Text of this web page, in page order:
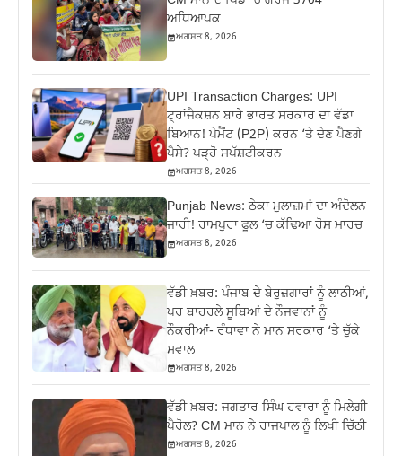
ਅਧਿਆਪਕ
ਅਗਸਤ 8, 2026
UPI Transaction Charges: UPI
ਟ੍ਰਾਂਜੈਕਸ਼ਨ ਬਾਰੇ ਭਾਰਤ ਸਰਕਾਰ ਦਾ ਵੱਡਾ
ਬਿਆਨ! ਪੇਮੈਂਟ (P2P) ਕਰਨ ‘ਤੇ ਦੇਣ ਪੈਣਗੇ
ਪੈਸੇ? ਪੜ੍ਹੋ ਸਪੱਸ਼ਟੀਕਰਨ
ਅਗਸਤ 8, 2026
Punjab News: ਠੇਕਾ ਮੁਲਾਜ਼ਮਾਂ ਦਾ ਅੰਦੋਲਨ
ਜਾਰੀ! ਰਾਮਪੁਰਾ ਫੂਲ ‘ਚ ਕੱਢਿਆ ਰੋਸ ਮਾਰਚ
ਅਗਸਤ 8, 2026
ਵੱਡੀ ਖ਼ਬਰ: ਪੰਜਾਬ ਦੇ ਬੇਰੁਜ਼ਗਾਰਾਂ ਨੂੰ ਲਾਠੀਆਂ,
ਪਰ ਬਾਹਰਲੇ ਸੂਬਿਆਂ ਦੇ ਨੌਜਵਾਨਾਂ ਨੂੰ
ਨੌਕਰੀਆਂ- ਰੰਧਾਵਾ ਨੇ ਮਾਨ ਸਰਕਾਰ ‘ਤੇ ਚੁੱਕੇ
ਸਵਾਲ
ਅਗਸਤ 8, 2026
ਵੱਡੀ ਖ਼ਬਰ: ਜਗਤਾਰ ਸਿੰਘ ਹਵਾਰਾ ਨੂੰ ਮਿਲੇਗੀ
ਪੈਰੋਲ? CM ਮਾਨ ਨੇ ਰਾਜਪਾਲ ਨੂੰ ਲਿਖੀ ਚਿੱਠੀ
ਅਗਸਤ 8, 2026